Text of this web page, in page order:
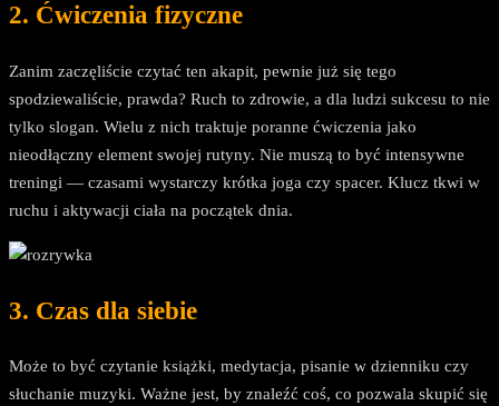
2. Ćwiczenia fizyczne
Zanim zaczęliście czytać ten akapit, pewnie już się tego
spodziewaliście, prawda? Ruch to zdrowie, a dla ludzi sukcesu to nie
tylko slogan. Wielu z nich traktuje poranne ćwiczenia jako
nieodłączny element swojej rutyny. Nie muszą to być intensywne
treningi — czasami wystarczy krótka joga czy spacer. Klucz tkwi w
ruchu i aktywacji ciała na początek dnia.
3. Czas dla siebie
Może to być czytanie książki, medytacja, pisanie w dzienniku czy
słuchanie muzyki. Ważne jest, by znaleźć coś, co pozwala skupić się